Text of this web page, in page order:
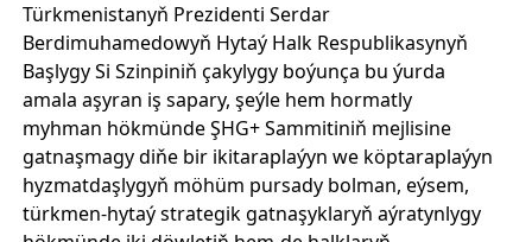
Türkmenistanyň Prezidenti Serdar
Berdimuhamedowyň Hytaý Halk Respublikasynyň
Başlygy Si Szinpiniň çakylygy boýunça bu ýurda
amala aşyran iş sapary, şeýle hem hormatly
myhman hökmünde ŞHG+ Sammitiniň mejlisine
gatnaşmagy diňe bir ikitaraplaýyn we köptaraplaýyn
hyzmatdaşlygyň möhüm pursady bolman, eýsem,
türkmen-hytaý strategik gatnaşyklaryň aýratynlygy